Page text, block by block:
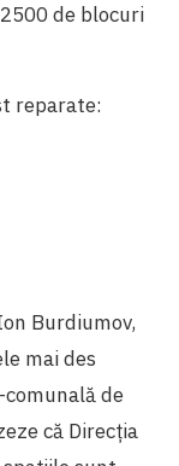
de blocuri
reparate:
Burdiumov,
mai des
de
că Direcția